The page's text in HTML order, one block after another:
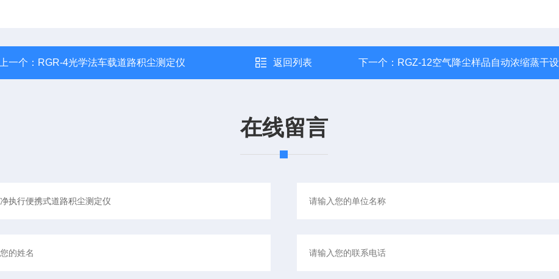
上一个： RGR-4光学法车载道路积尘测定仪 返回列表 下一个： RGZ-12空气降尘样品自动浓缩蒸干
在线留言